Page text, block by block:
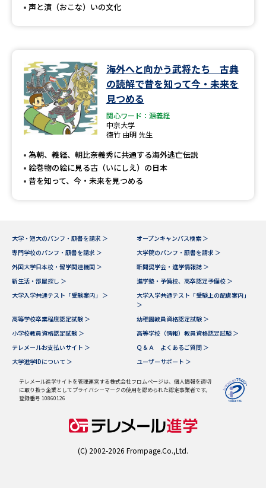
高等学校（情報）教員資格認定
大学研究
大学で学べる内容や特徴を調べる
データサイエンス特集 奨学金・特待生制度特集
デジタルパンフレット 進路の３択
（高3生用）
新学年スタート号特集ページ
（高2生用）
SELFBRAND特集ページ
オープンキャンパスなどを調べる
声と演（おこな）いの文化
海外へと向かう武将たち 古典
の読解で昔を知って今・未来を
見つめる
関心ワード：源義経
中京大学
徳竹 由明 先生
為朝、義経、朝比奈義秀に共通する海外逃亡伝説
絵巻物の絵に見る古（いにしえ）の日本
昔を知って、今・未来を見つめる
大学・短大のパンフ・願書を請求 ＞
オープンキャンパス検索 ＞
専門学校のパンフ・願書を請求 ＞
大学院のパンフ・願書を請求 ＞
外国大学日本校・留学関連機関 ＞
新聞奨学会・進学情報誌 ＞
新生活・部屋探し ＞
進学塾・予備校、高卒認定予備校 ＞
大学入学共通テスト「受験案内」 ＞
大学入学共通テスト「受験上の配慮案内」
＞
高等学校卒業程度認定試験 ＞
幼稚園教員資格認定試験 ＞
小学校教員資格認定試験 ＞
高等学校（情報）教員資格認定試験 ＞
テレメールお支払いサイト ＞
Ｑ＆Ａ よくあるご質問 ＞
大学進学IDについて ＞
ユーザーサポート ＞
テレメール進学サイトを管理運営する株式会社フロムページは、個人情報を適切
に取り扱う企業としてプライバシーマークの使用を認められた認定事業者です。
登録番号 10860126
(C) 2002-2026 Frompage.Co.,Ltd.